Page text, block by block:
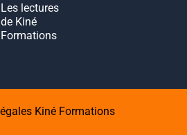
Les lectures
de Kiné
Formations
Kiné Formations